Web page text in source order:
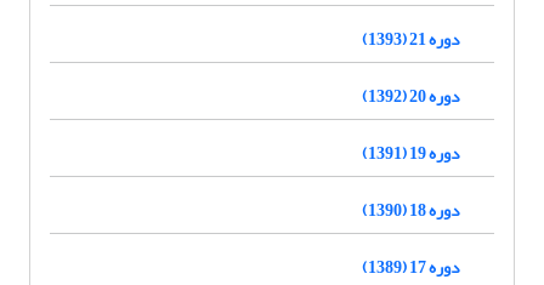
دوره 21 (1393)
دوره 20 (1392)
دوره 19 (1391)
دوره 18 (1390)
دوره 17 (1389)